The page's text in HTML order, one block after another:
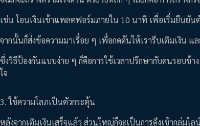
เช่น โอนเงินเข้าแพลตฟอร์มภายใน 10 นาที เพื่อเริ่มยืนยัน
จากนั้นก็ส่งข้อความมาเรื่อย ๆ เพื่อกดดันให้เรารีบเติมเงิน แล
ซึ่งวิธีป้องกันแบบง่าย ๆ ก็คือการใช้เวลาปรึกษากับคนรอบข้
ใจ
3. ใช้ความโลภเป็นตัวกระตุ้น
หลังจากเติมเงินเสร็จแล้ว ส่วนใหญ่ก็จะเป็นการดึงเข้ากลุ่มไ